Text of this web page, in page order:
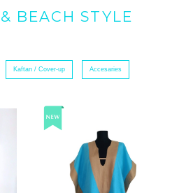
BEACH STYLE
Kaftan / Cover-up Accesaries